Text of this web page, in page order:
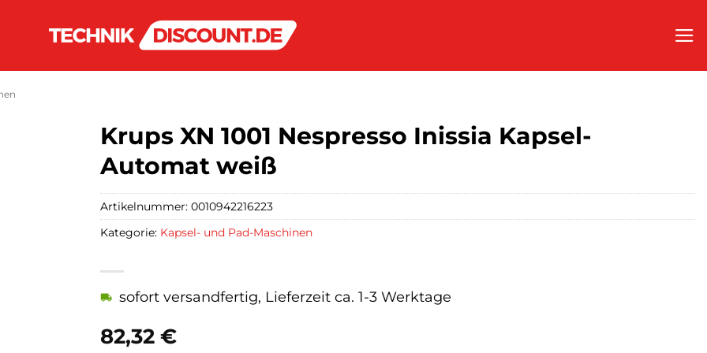
Krups XN 1001 Nespresso Inissia Kapsel-
Automat weiß
82,32 €
sofort versandfertig, Lieferzeit ca. 1-3 Werktage
Artikelnummer: 0010942216223
Kategorie: Kapsel- und Pad-Maschinen